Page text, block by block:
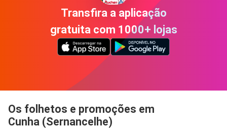
Transfira a aplicação
gratuita com 1000+ lojas
Os folhetos e promoções em
Cunha (Sernancelhe)